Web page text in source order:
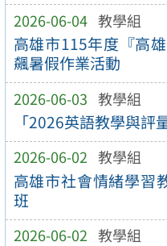
2026-06-04 教學組
高雄市115年度『高
飆暑假作業活動
2026-06-03 教學組
「2026英語教學與評
2026-06-02 教學組
高雄市社會情緒學習
班
2026-06-02 教學組